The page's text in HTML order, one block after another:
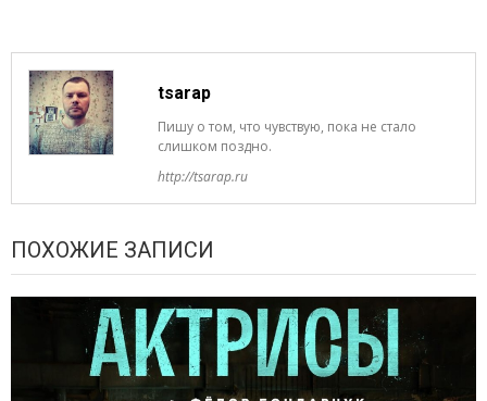
tsarap
Пишу о том, что чувствую, пока не стало
слишком поздно.
http://tsarap.ru
ПОХОЖИЕ ЗАПИСИ